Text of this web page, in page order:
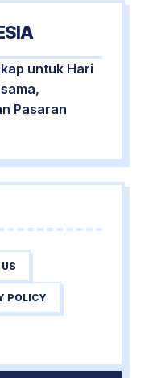
untuk Hari
Pasaran
POLICY